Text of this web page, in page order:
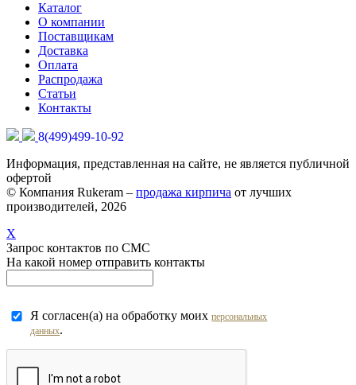
Каталог
О компании
Поставщикам
Доставка
Оплата
Распродажа
Статьи
Контакты
8(499)499-10-92
Информация, представленная на сайте, не является публичной
офертой
© Компания Rukeram – продажа кирпича от лучших
производителей, 2026
X
Запрос контактов по СМС
На какой номер отправить контакты
Я согласен(а) на обработку моихперсональных
данных.